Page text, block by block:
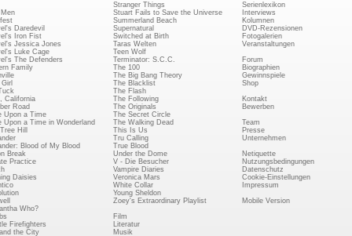
Daredevil
Iron Fist
Jessica Jones
Luke Cage
The Defenders
Family
California
Road
Upon a Time
Upon a Time in Wonderland
Hill
Blood of My Blood
Break
Practice
Daisies
Who?
Firefighters
the City
Stranger Things
Stuart Fails to Save the Universe
Summerland Beach
Supernatural
Switched at Birth
Taras Welten
Teen Wolf
Terminator: S.C.C.
The 100
The Big Bang Theory
The Blacklist
The Flash
The Following
The Originals
The Secret Circle
The Walking Dead
This Is Us
Tru Calling
True Blood
Under the Dome
V - Die Besucher
Vampire Diaries
Veronica Mars
White Collar
Young Sheldon
Zoey's Extraordinary Playlist
Film
Literatur
Musik
Serienlexikon
Interviews
Kolumnen
DVD-Rezensionen
Fotogalerien
Veranstaltungen
Forum
Biographien
Gewinnspiele
Shop
Kontakt
Bewerben
Team
Presse
Unternehmen
Netiquette
Nutzungsbedingungen
Datenschutz
Cookie-Einstellungen
Impressum
Mobile Version